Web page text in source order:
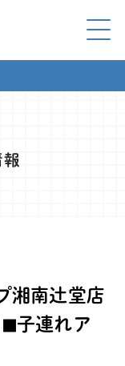
報
湘南辻堂店
子連れア